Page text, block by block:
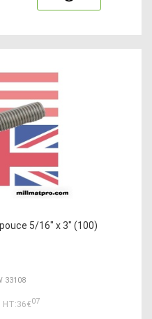
5/16" x 3" (100)
33108
HT:36€07